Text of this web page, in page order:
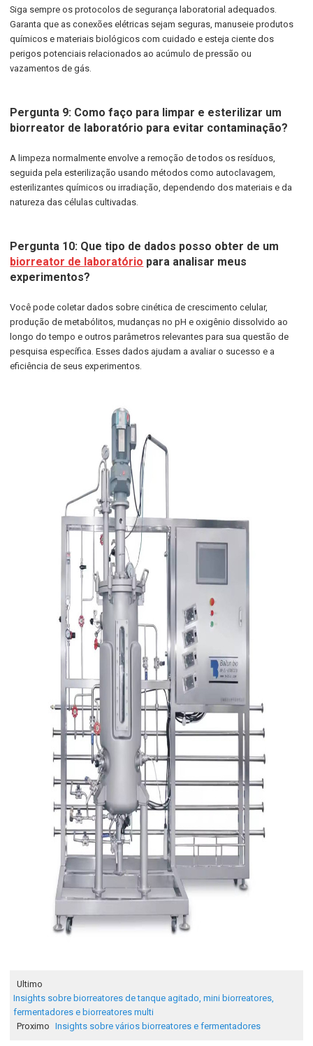
Siga sempre os protocolos de segurança laboratorial adequados.
Garanta que as conexões elétricas sejam seguras, manuseie produtos
químicos e materiais biológicos com cuidado e esteja ciente dos
perigos potenciais relacionados ao acúmulo de pressão ou
vazamentos de gás.
Pergunta 9: Como faço para limpar e esterilizar um
biorreator de laboratório para evitar contaminação?
A limpeza normalmente envolve a remoção de todos os resíduos,
seguida pela esterilização usando métodos como autoclavagem,
esterilizantes químicos ou irradiação, dependendo dos materiais e da
natureza das células cultivadas.
Pergunta 10: Que tipo de dados posso obter de um
biorreator de laboratório para analisar meus
experimentos?
Você pode coletar dados sobre cinética de crescimento celular,
produção de metabólitos, mudanças no pH e oxigênio dissolvido ao
longo do tempo e outros parâmetros relevantes para sua questão de
pesquisa específica. Esses dados ajudam a avaliar o sucesso e a
eficiência de seus experimentos.
Ultimo
Insights sobre biorreatores de tanque agitado, mini biorreatores,
fermentadores e biorreatores multi
Proximo
Insights sobre vários biorreatores e fermentadores